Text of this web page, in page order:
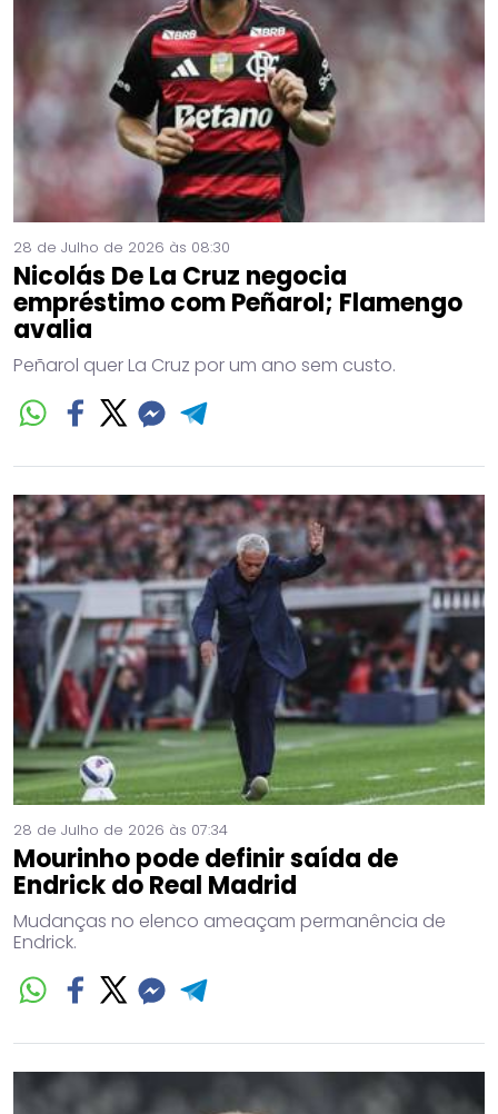
28 de Julho de 2026 às 08:30
Nicolás De La Cruz negocia
empréstimo com Peñarol; Flamengo
avalia
Peñarol quer La Cruz por um ano sem custo.
28 de Julho de 2026 às 07:34
Mourinho pode definir saída de
Endrick do Real Madrid
Mudanças no elenco ameaçam permanência de
Endrick.